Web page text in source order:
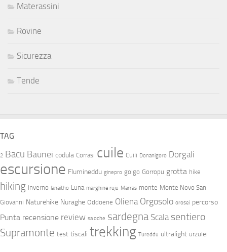
Materassini
Rovine
Sicurezza
Tende
TAG
2 Bacu Baunei codula Corrasi cuile Cuili Donanigoro Dorgali
escursione Flumineddu ginepro golgo Gorropu grotta hike
hiking inverno lanaitho Luna marghine ruju Marras monte Monte Novo San
Giovanni Naturehike Nuraghe Oddoene Oliena Orgosolo orosei percorso
Punta recensione review sa oche sardegna Scala sentiero
Supramonte test tiscali trekking Tureddu ultralight urzulei